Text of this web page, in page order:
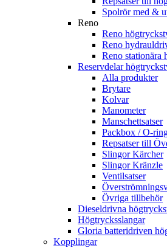
Spolrör med &
Reno
Reno
Reno
Reno stationära
Reservdelar
Alla produkter
Brytare
Kolvar
Manometer
Manschettsatser
Packbox / O-
Repsatser till
Slingor Kärcher
Slingor Kränzle
Ventilsatser
Övriga tillbehör
Dieseldrivna
Högtrycksslangar
Gloria batteridriven
Kopplingar